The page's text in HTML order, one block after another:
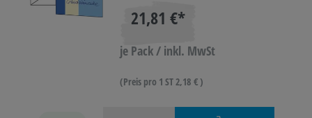
21,81 €*
je Pack / inkl. MwSt
(Preis pro 1 ST 2,18 € )